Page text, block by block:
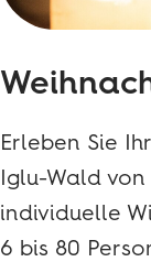
Erleben Sie
Iglu-Wald
individuelle
6 bis 80